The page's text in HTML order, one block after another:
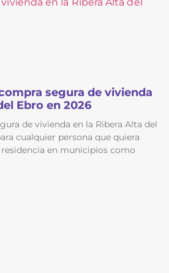
segura de vivienda
Ebro en 2026
de vivienda en la Ribera Alta del
cualquier persona que quiera
en municipios como